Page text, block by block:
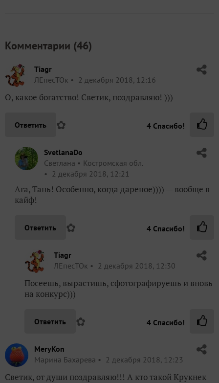
Комментарии (46)
Tiagr
ЛЕпесТОк
2 декабря 2018, 12:16
О, какое богатство! Светик, поздравляю! )))
Ответить ✿ 4 Спасибо!
SvetlanaDo
Светлана
Костромская обл.
2 декабря 2018, 12:21
Ага, Тань! Особенно, когда дареное)))) — вообще в
кайф!
Ответить ✿ 4 Спасибо!
Tiagr
ЛЕпесТОк
2 декабря 2018, 12:30
Посеешь, вырастишь, сфотографируешь и вновь
на конкурс)))
Ответить ✿ 4 Спасибо!
MeryKon
Марина Бахарева
2 декабря 2018, 12:23
Светик, от души поздравляю!!! А кто такой Крукнек